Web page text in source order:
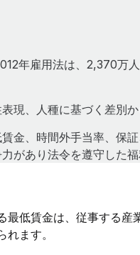
年雇用法は、2,370万
現、人種に基づく差別か
金、時間外手当率、保
があり法令を遵守した
最低賃金は、従事する産
ます。